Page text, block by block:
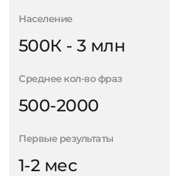
Население
500К - 3 млн
Среднее кол-во фраз
500-2000
Первые результаты
1-2 мес